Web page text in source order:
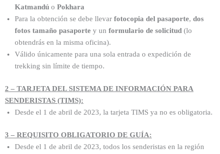
Katmandú o Pokhara
Para la obtención se debe llevar fotocopia del pasaporte, dos
fotos tamaño pasaporte y un formulario de solicitud (lo
obtendrás en la misma oficina).
Válido únicamente para una sola entrada o expedición de
trekking sin límite de tiempo.
2 – TARJETA DEL SISTEMA DE INFORMACIÓN PARA
SENDERISTAS (TIMS):
Desde el 1 de abril de 2023, la tarjeta TIMS ya no es obligatoria.
3 – REQUISITO OBLIGATORIO DE GUÍA:
Desde el 1 de abril de 2023, todos los senderistas en la región